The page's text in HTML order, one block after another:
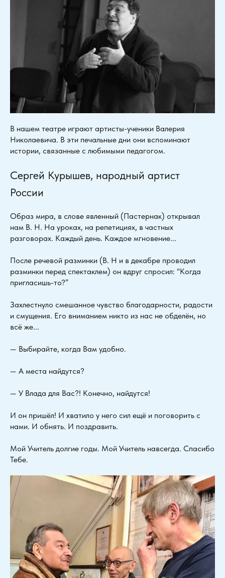
В нашем театре играют артисты-ученики Валерия
Николаевича. В эти печальные дни они вспоминают
истории, связанные с любимыми педагогом.
Сергей Курышев, народный артист
России
Образ мира, в слове явленный (Пастернак) открывал
нам В. Н. На уроках, на репетициях, в частных
разговорах. Каждый день. Каждое мгновение...
После речевой разминки (В. Н и в декабре проводил
разминки перед спектаклем) он вдруг спросил: “Когда
пригласишь-то?”
Захлестнуло смешанное чувство благодарности, радости
и смущения. Его вниманием никто из нас не обделён, но
всё же...
— Выбирайте, когда Вам удобно.
— А места найдутся?
— У Влада для Вас?! Конечно, найдутся!
И он пришёл! И хватило у него сил ещё и поговорить с
нами. И обнять. И поздравить.
Мой Учитель долгие годы. Мой Учитель навсегда. Спасибо
Тебе.